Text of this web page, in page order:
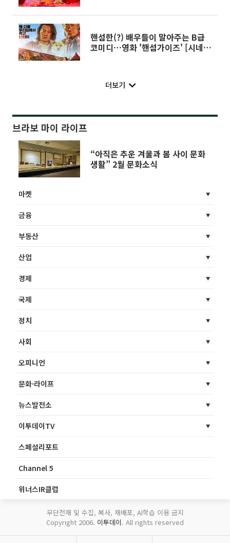
핸섬한(?) 배우들이 말아주는 B급
코미디…영화 '핸섬가이즈' [시네마
더보기
브라보 마이 라이프
“아직은 추운 겨울과 봄 사이 문화
생활” 2월 문화소식
마켓
금융
부동산
산업
경제
국제
정치
사회
오피니언
문화·라이프
뉴스발전소
이투데이TV
스페셜리포트
Channel 5
위너스IR클럽
무단전재 및 수집, 복사, 재배포, AI학습 이용 금지
Copyright 2006. 이투데이. All rights reserved